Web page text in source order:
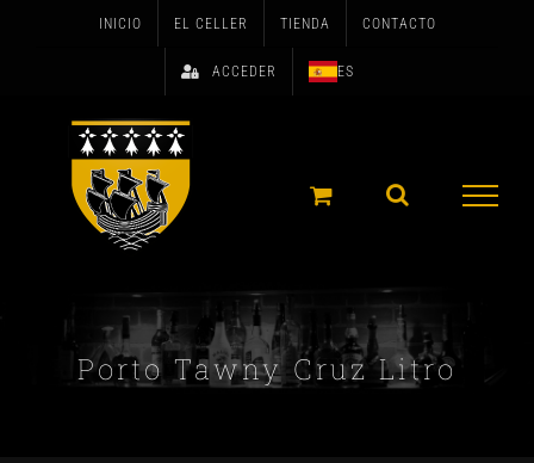
INICIO EL CELLER TIENDA CONTACTO
ACCEDER ES
Porto Tawny Cruz Litro